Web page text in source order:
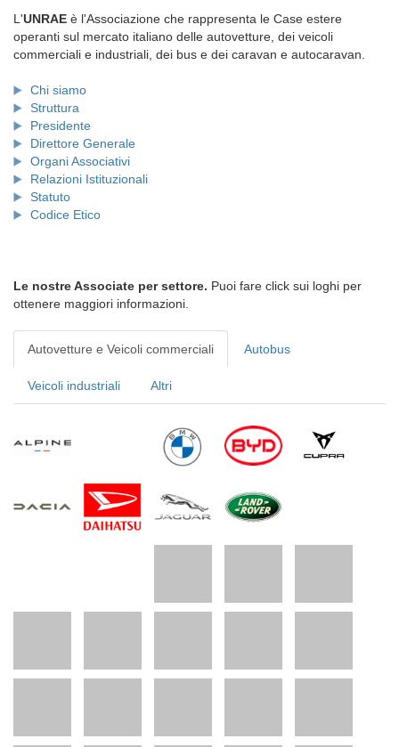
L'UNRAE è l'Associazione che rappresenta le Case estere
operanti sul mercato italiano delle autovetture, dei veicoli
commerciali e industriali, dei bus e dei caravan e autocaravan.
Chi siamo
Struttura
Presidente
Direttore Generale
Organi Associativi
Relazioni Istituzionali
Statuto
Codice Etico
Le nostre Associate per settore. Puoi fare click sui loghi per
ottenere maggiori informazioni.
Autovetture e Veicoli commerciali Autobus
Veicoli industriali Altri